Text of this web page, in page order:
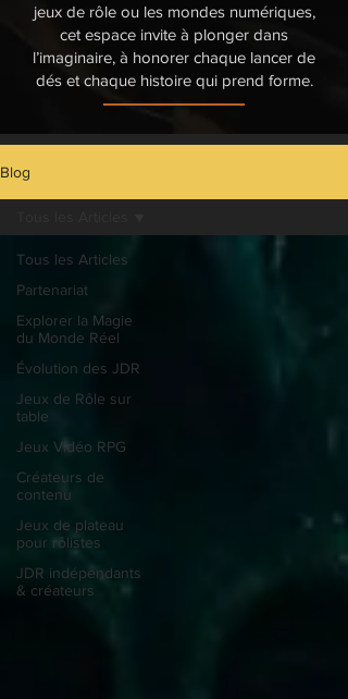
jeux de rôle ou les mondes numériques,
cet espace invite à plonger dans
l’imaginaire, à honorer chaque lancer de
dés et chaque histoire qui prend forme.
Blog
Tous les Articles
Partenariat
Explorer la Magie
du Monde Réel
Évolution des JDR
Jeux de Rôle sur
table
Jeux Vidéo RPG
Créateurs de
contenu
Jeux de plateau
pour rôlistes
JDR indépendants
& créateurs